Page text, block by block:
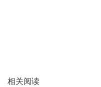
相关阅读